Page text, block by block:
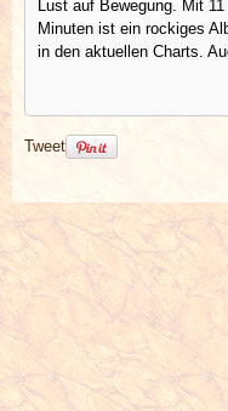
Lust auf Bewegung. Mit
Minuten ist ein rockiges
in den aktuellen Charts.
Tweet